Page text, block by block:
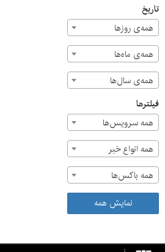
تاریخ
همه‌ی روزها
همه‌ی ماه‌ها
همه‌ی سال‌ها
فیلترها
همه سرویس‌ها
همه انواع خبر
همه باکس‌ها
نمایش همه